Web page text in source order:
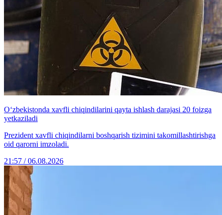
O‘zbekistonda xavfli chiqindilarini qayta ishlash darajasi 20 foizga
yetkaziladi
Prezident xavfli chiqindilarni boshqarish tizimini takomillashtirishga
oid qarorni imzoladi.
21:57 / 06.08.2026